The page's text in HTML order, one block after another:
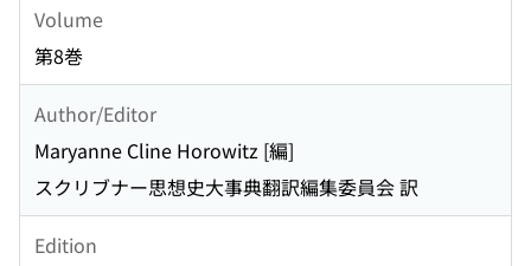
Volume
第8巻
Author/Editor
Maryanne Cline Horowitz [編]
スクリブナー思想史大事典翻訳編集委員会 訳
Edition